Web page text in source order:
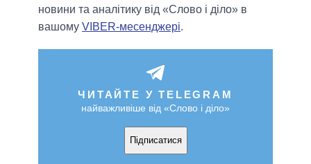
новини та аналітику від «Слово і діло» в
вашому VIBER-месенджері.
ЧИТАЙТЕ У TELEGRAM
найважливіше від «Слово і діло»
Підписатися